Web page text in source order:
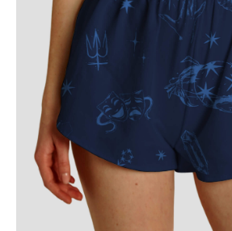
ИНФОРМАЦИЯ
КАТАЛОГ
Доставка и оплата
Уход за изделием
О бренде
Пижамы из хлопка
Нижнее белье
Публичная оферта
Контакты
Таблица размеров